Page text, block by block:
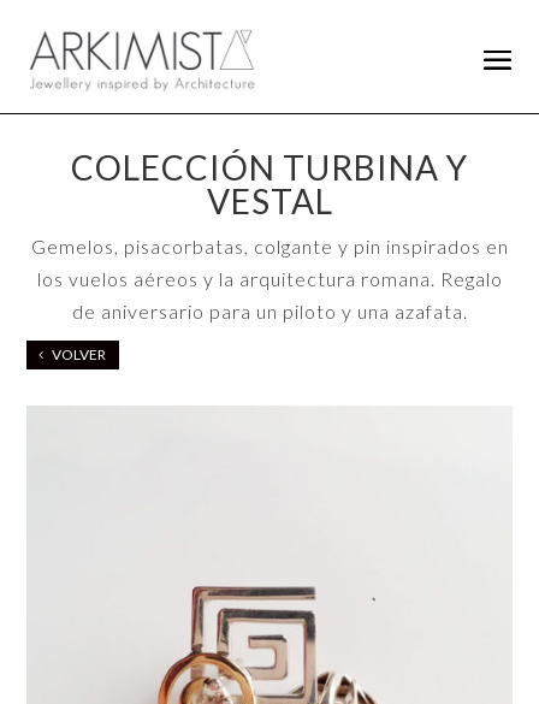
COLECCIÓN TURBINA Y
VESTAL
Gemelos, pisacorbatas, colgante y pin inspirados en
los vuelos aéreos y la arquitectura romana. Regalo
de aniversario para un piloto y una azafata.
VOLVER